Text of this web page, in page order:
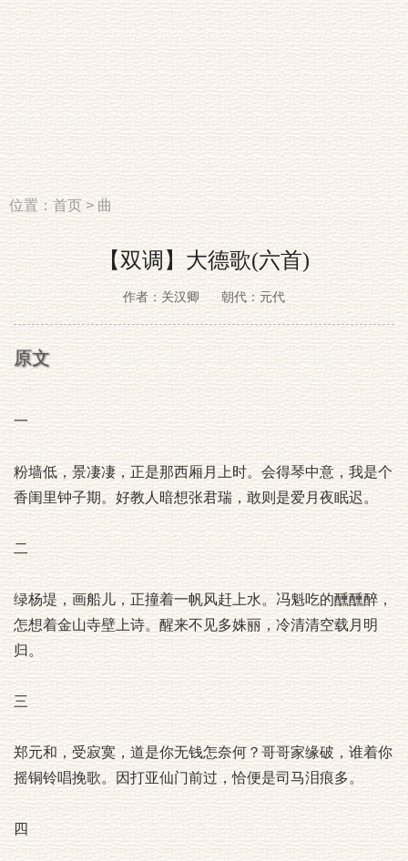
位置：首页>曲
【双调】大德歌(六首)
作者：关汉卿 朝代：元代
原文
一
粉墙低，景凄凄，正是那西厢月上时。会得琴中意，我是个
香闺里钟子期。好教人暗想张君瑞，敢则是爱月夜眠迟。
二
绿杨堤，画船儿，正撞着一帆风赶上水。冯魁吃的醺醺醉，
怎想着金山寺壁上诗。醒来不见多姝丽，冷清清空载月明
归。
三
郑元和，受寂寞，道是你无钱怎奈何？哥哥家缘破，谁着你
摇铜铃唱挽歌。因打亚仙门前过，恰便是司马泪痕多。
四